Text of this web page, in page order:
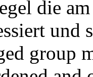
die
und
group